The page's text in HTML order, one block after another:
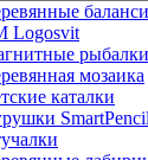
Logosvit
рыбалки
мозаика
каталки
SmartPencil